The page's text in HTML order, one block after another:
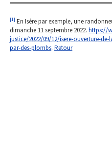
[1] En Isère par exemple, une
dimanche 11 septembre 2022. https://
justice/2022/09/12/isere-ouverture-de-
par-des-plombs. Retour